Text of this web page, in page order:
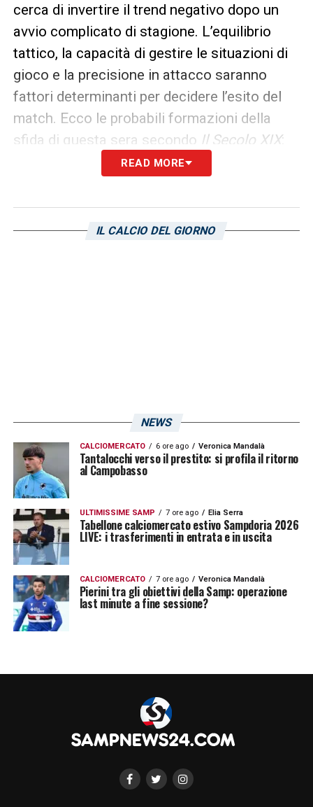
cerca di invertire il trend negativo dopo un
avvio complicato di stagione. L’equilibrio
tattico, la capacità di gestire le situazioni di
gioco e la precisione in attacco saranno
fattori determinanti per decidere l’esito del
match. Ecco le probabili formazioni della
sfida di questa sera secondo Il Secolo XIX:
MONZA (3-4-2-1): Thiam; Delli Carri, Izzo,
READ MORE
IL CALCIO DEL GIORNO
NEWS
CALCIOMERCATO 6 ore ago Veronica Mandalà
Tantalocchi verso il prestito: si profila il ritorno
al Campobasso
ULTIMISSIME SAMP 7 ore ago Elia Serra
Tabellone calciomercato estivo Sampdoria 2026
LIVE: i trasferimenti in entrata e in uscita
CALCIOMERCATO 7 ore ago Veronica Mandalà
Pierini tra gli obiettivi della Samp: operazione
last minute a fine sessione?